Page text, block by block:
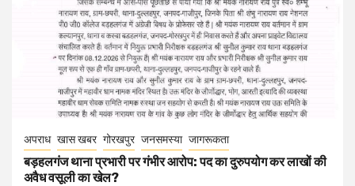
अपराध खास खबर गोरखपुर जनसमस्या जागरूकता
बड़हलगंज थाना प्रभारी पर गंभीर आरोप: पद का दुरुपयोग कर लाखों की
अवैध वसूली का खेल?